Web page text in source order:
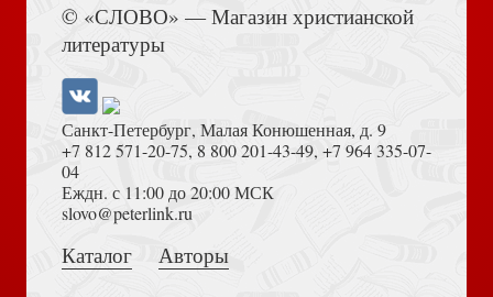
Свет Истины. Вып.3. Рост во Христе. Наглядные
пособия (приложение к книге для учителя)
Достоевский Ф.М. Сила и правда России (2024)
© «СЛОВО» — Магазин христианской
литературы
Санкт-Петербург, Малая Конюшенная, д. 9
+7 812 571-20-75, 8 800 201-43-49, +7 964 335-07-
04
Еждн. с 11:00 до 20:00 МСК
slovo@peterlink.ru
Каталог
Авторы